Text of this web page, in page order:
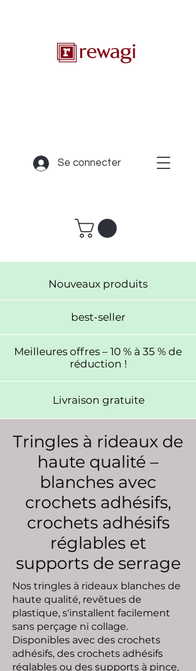
Nouveaux produits
best-seller
Meilleures offres – 10 % à 35 % de
réduction !
Livraison gratuite
Se connecter
Tringles à rideaux de
haute qualité –
blanches avec
crochets adhésifs,
crochets adhésifs
réglables et
supports de serrage
Nos tringles à rideaux blanches de
haute qualité, revêtues de
plastique, s'installent facilement
sans perçage ni collage.
Disponibles avec des crochets
adhésifs, des crochets adhésifs
réglables ou des supports à pince,